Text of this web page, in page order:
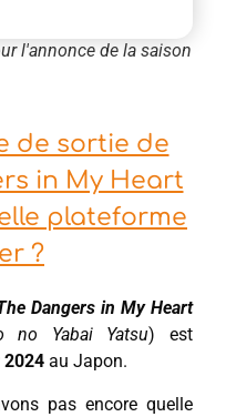
l'annonce de la saison
de sortie de
in My Heart
plateforme
?
Dangers in My Heart
no Yabai Yatsu) est
au Japon.
pas encore quelle